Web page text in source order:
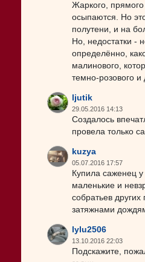
Жаркого,
осыпаются. Но
полутени, и на
Но, недостатки -
определённо,
малинового,
темно-розового и
ljutik
29.05.2016 14:13
Создалось
провела только
kuzya
05.07.2016 17:57
Купила саженец
маленькие и
собратьев
затяжнами
lylu2506
13.10.2016 22:03
Подскажите,